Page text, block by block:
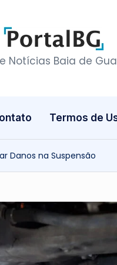
P
r
t
a
B
a
i
Notícias Baia de
Termos de
Danos na Suspensão